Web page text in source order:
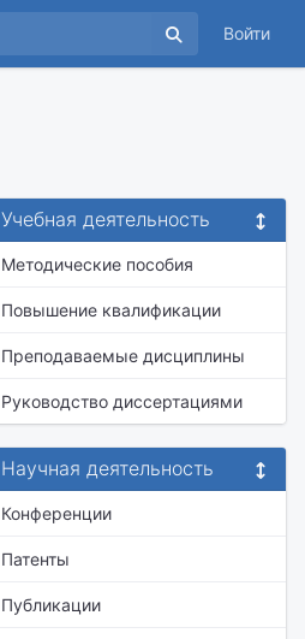
Войти
Учебная деятельность
Методические пособия
Повышение квалификации
Преподаваемые дисциплины
Руководство диссертациями
Научная деятельность
Конференции
Патенты
Публикации